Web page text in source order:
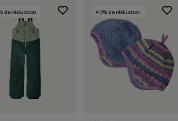
de réduction 40% de réduction